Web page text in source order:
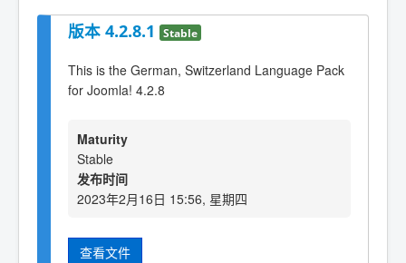
版本 4.2.8.1 Stable
This is the German, Switzerland Language Pack
for Joomla! 4.2.8
Maturity
Stable
发布时间
2023年2月16日 15:56, 星期四
查看文件